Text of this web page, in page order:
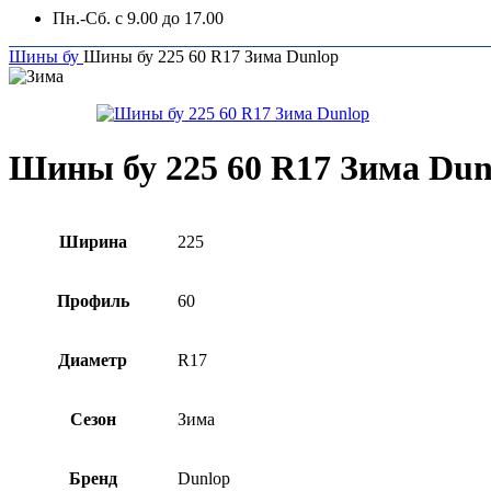
Пн.-Сб. с 9.00 до 17.00
Шины бу Шины бу 225 60 R17 Зима Dunlop
Шины бу 225 60 R17 Зима
Ширина 225
Профиль 60
Диаметр R17
Сезон Зима
Бренд Dunlop